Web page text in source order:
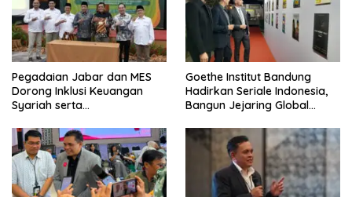
Pegadaian Jabar dan MES
Dorong Inklusi Keuangan
Syariah serta
Goethe Institut Bandung
Hadirkan Seriale Indonesia,
Bangun Jejaring Global